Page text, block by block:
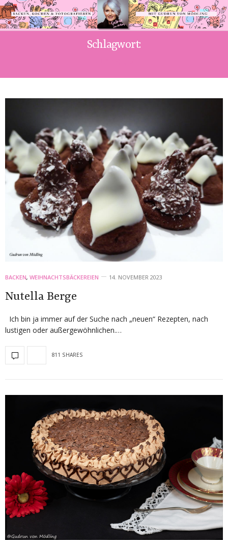
Schlagwort:
BACKEN, WEIHNACHTSBÄCKEREIEN 14. NOVEMBER 2023
Nutella Berge
Ich bin ja immer auf der Suche nach „neuen“ Rezepten, nach
lustigen oder außergewöhnlichen.…
811 SHARES